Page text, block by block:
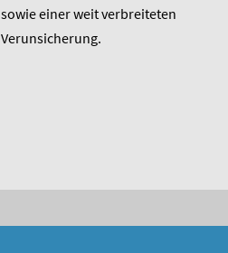
sowie einer weit verbreiteten
Verunsicherung.